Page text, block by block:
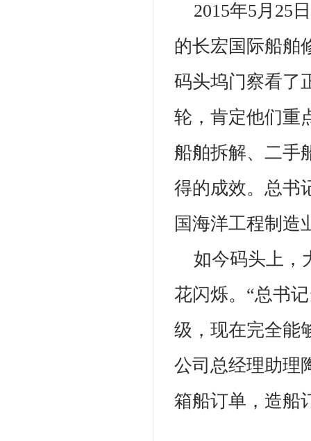
2015年5月25
的长宏国际船舶
码头坞门察看了
轮，肯定他们重
船舶拆解、二手
得的成效。总书
国海洋工程制造
如今码头上，
花闪烁。“总书
级，现在完全能
公司总经理助理
箱船订单，造船